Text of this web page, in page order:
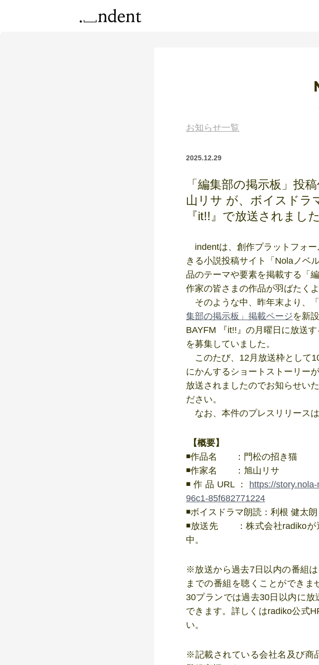
お知らせ一覧
2025.12.29
「編集部の掲示板」投
山リサ が、ボイスドラ
『it!!』で放送されました
indentは、創作プラットフォ
きる小説投稿サイト「Nolaノベ
品のテーマや要素を掲載する「
作家の皆さまの作品が羽ばたく
そのような中、昨年末より、
集部の掲示板」掲載ページを新
BAYFM 『it!!』の月曜日に放送
を募集していました。
このたび、12月放送枠として
にかんするショートストーリー
放送されましたのでお知らせい
ださい。
なお、本件のプレスリリースは
【概要】
◾️作品名 ：門松の招き猫
◾️作家名 ：旭山リサ
◾️作品URL： https://
96c1-85f682771224
◾️ボイスドラマ朗読：利根 健太朗
◾️放送先 ：株式会社radikoが
中。
※放送から過去7日以内の番組
までの番組を聴くことができ
30プランでは過去30日以内に
できます。詳しくはradiko公式
い。
※記載されている会社名及び商